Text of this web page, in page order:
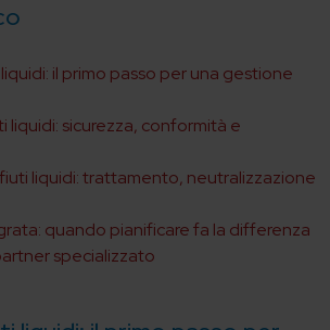
il primo passo per una gestione
liquidi: sicurezza, conformità e
liquidi: trattamento, neutralizzazione
quando pianificare fa la differenza
specializzato